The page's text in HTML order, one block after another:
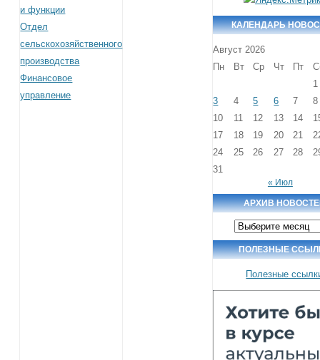
и функции
Отдел
сельскохозяйственного
производства
Финансовое
управление
КАЛЕНДАРЬ
Август 2026
Пн
Вт Ср Чт Пт
1
3
4 5 6 7
8
10
11 12 13 14
17
18 19 20 21
24
25 26 27 28
31
« Июл
АРХИВ
Архив
новостей
ПОЛЕЗНЫЕ
Полезные